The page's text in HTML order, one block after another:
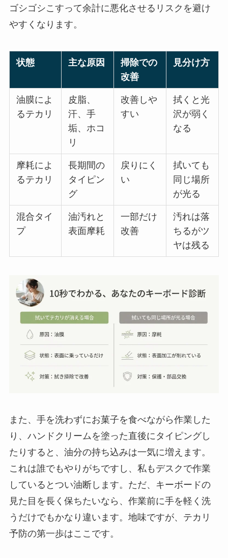
ゴシゴシこすって余計に悪化させるリスクを避け
やすくなります。
状態 主な原因
掃除での
改善
見分け方
油膜によ
るテカリ
皮脂、
汗、手
垢、ホコ
リ
改善しや
すい
拭くと光
沢が弱く
なる
摩耗によ
るテカリ
長期間の
タイピン
グ
戻りにく
い
拭いても
同じ場所
が光る
混合タイ
プ
油汚れと
表面摩耗
一部だけ
改善
汚れは落
ちるがツ
ヤは残る
また、手を洗わずにお菓子を食べながら作業した
り、ハンドクリームを塗った直後にタイピングし
たりすると、油分の持ち込みは一気に増えます。
これは誰でもやりがちですし、私もデスクで作業
しているとつい油断します。ただ、キーボードの
見た目を長く保ちたいなら、作業前に手を軽く洗
うだけでもかなり違います。地味ですが、テカリ
予防の第一歩はここです。